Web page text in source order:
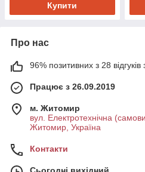
Купити
Про нас
96% позитивних з 28 відгуків
Працює з 26.09.2019
м. Житомир
вул. Електротехнічна
Житомир, Україна
Контакти